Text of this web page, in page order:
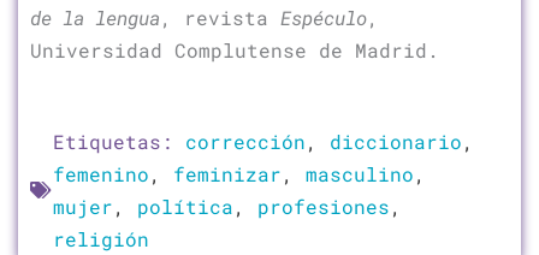
de la lengua, revista Espéculo,
Universidad Complutense de Madrid.
Etiquetas: corrección, diccionario,
femenino, feminizar, masculino,
mujer, política, profesiones,
religión